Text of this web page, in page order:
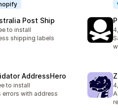
Post Ship
to install
shipping labels
AddressHero
to install
errors with address